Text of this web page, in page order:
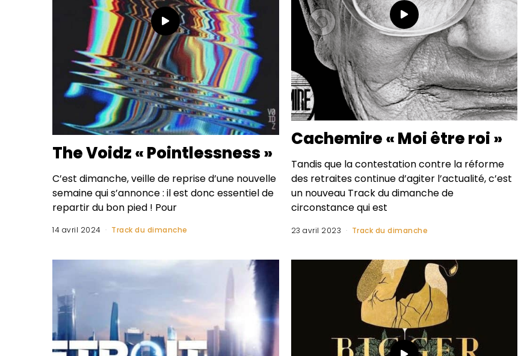
The Voidz « Pointlessness »
C’est dimanche, veille de reprise d’une nouvelle
semaine qui s’annonce : il est donc essentiel de
repartir du bon pied ! Pour
14 avril 2024 Track du dimanche
Cachemire « Moi être roi »
Tandis que la contestation contre la réforme
des retraites continue d’agiter l’actualité, c’est
un nouveau Track du dimanche de
circonstance qui est
23 avril 2023 Track du dimanche